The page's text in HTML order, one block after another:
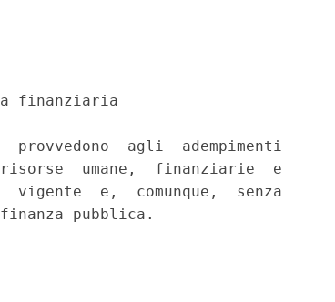
finanziaria
provvedono  agli  adempimenti
umane,  finanziarie  e
e,  comunque,  senza